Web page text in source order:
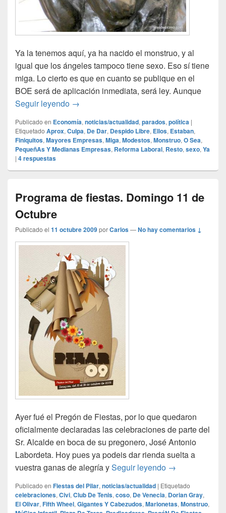
Ya la tenemos aquí, ya ha nacido el monstruo, y al
igual que los ángeles tampoco tiene sexo. Eso sí tiene
miga. Lo cierto es que en cuanto se publique en el
BOE será de aplicación inmediata, será ley. Aunque
Seguir leyendo Reforma Laboral
→
Publicado en Economía, noticias/actualidad, parados, política |
Etiquetado Aprox, Culpa, De Dar, Despido Libre, Ellos, Estaban,
Finiquitos, Mayores Empresas, Miga, Modestos, Monstruo, O Sea,
PequeñAs Y Medianas Empresas, Reforma Laboral, Resto, sexo, Ya
| 4respuestas
Programa de fiestas. Domingo 11 de
Octubre
Publicado el 11 octubre 2009porCarlos—No hay comentarios ↓
Ayer fué el Pregón de Fiestas, por lo que quedaron
oficialmente declaradas las celebraciones de parte del
Sr. Alcalde en boca de su pregonero, José Antonio
Labordeta. Hoy pues ya podeis dar rienda suelta a
vuestra ganas de alegría ySeguir leyendo Programa de
→
Publicado en Fiestas del Pilar, noticias/actualidad | Etiquetado
celebraciones, Civi, Club De Tenis, coso, De Venecia, Dorian Gray,
El Olivar, Fifth Wheel, Gigantes Y Cabezudos, Marionetas, Monstruo,